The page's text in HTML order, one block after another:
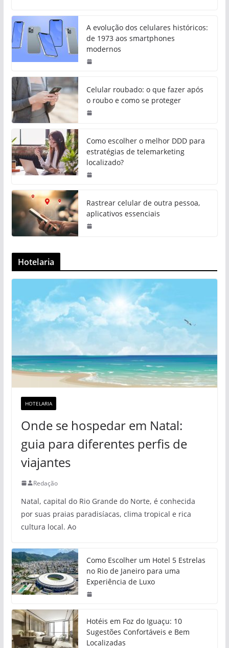
A evolução dos celulares históricos:
de 1973 aos smartphones
modernos
Celular roubado: o que fazer após
o roubo e como se proteger
Como escolher o melhor DDD para
estratégias de telemarketing
localizado?
Rastrear celular de outra pessoa,
aplicativos essenciais
Hotelaria
HOTELARIA
Onde se hospedar em Natal:
guia para diferentes perfis de
viajantes
Redação
Natal, capital do Rio Grande do Norte, é conhecida
por suas praias paradisíacas, clima tropical e rica
cultura local. Ao
Como Escolher um Hotel 5 Estrelas
no Rio de Janeiro para uma
Experiência de Luxo
Hotéis em Foz do Iguaçu: 10
Sugestões Confortáveis e Bem
Localizadas